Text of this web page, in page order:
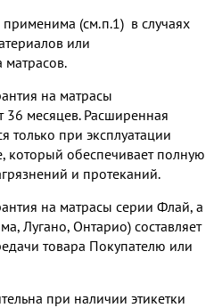
(см.п.1) в случаях
или
матрасов.
на матрасы
36 месяцев. Расширенная
только при эксплуатации
который обеспечивает полную
и протеканий.
на матрасы серии Флай, а
Лугано, Онтарио) составляет
товара Покупателю или
при наличии этикетки